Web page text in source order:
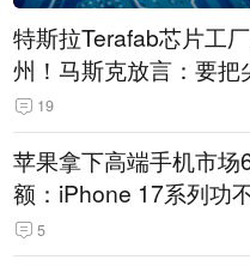
特斯拉Terafab芯片工
州！马斯克放言：要把
回美国
19
苹果拿下高端手机市场
额：iPhone 17系列功
5